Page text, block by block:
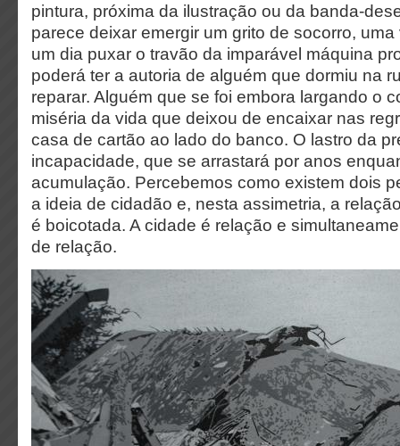
pintura, próxima da ilustração ou da banda-
parece deixar emergir um grito de socorro,
um dia puxar o travão da imparável máquina
poderá ter a autoria de alguém que dormiu na
reparar. Alguém que se foi embora largando o
miséria da vida que deixou de encaixar nas
casa de cartão ao lado do banco. O lastro da
incapacidade, que se arrastará por anos
acumulação. Percebemos como existem dois
a ideia de cidadão e, nesta assimetria, a
é boicotada. A cidade é relação e
de relação.